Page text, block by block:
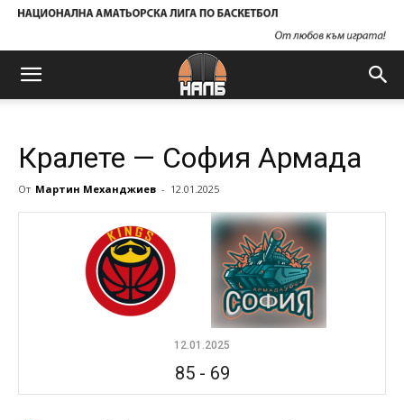
Кралете — София Армада
От Мартин Механджиев - 12.01.2025
12.01.2025
85- 69